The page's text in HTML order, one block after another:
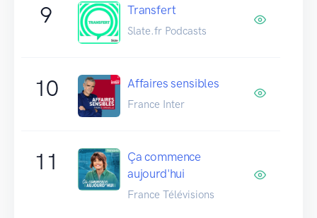
9 Transfert
Slate.fr Podcasts
10 Affaires sensibles
France Inter
11
Ça commence
aujourd'hui
France Télévisions